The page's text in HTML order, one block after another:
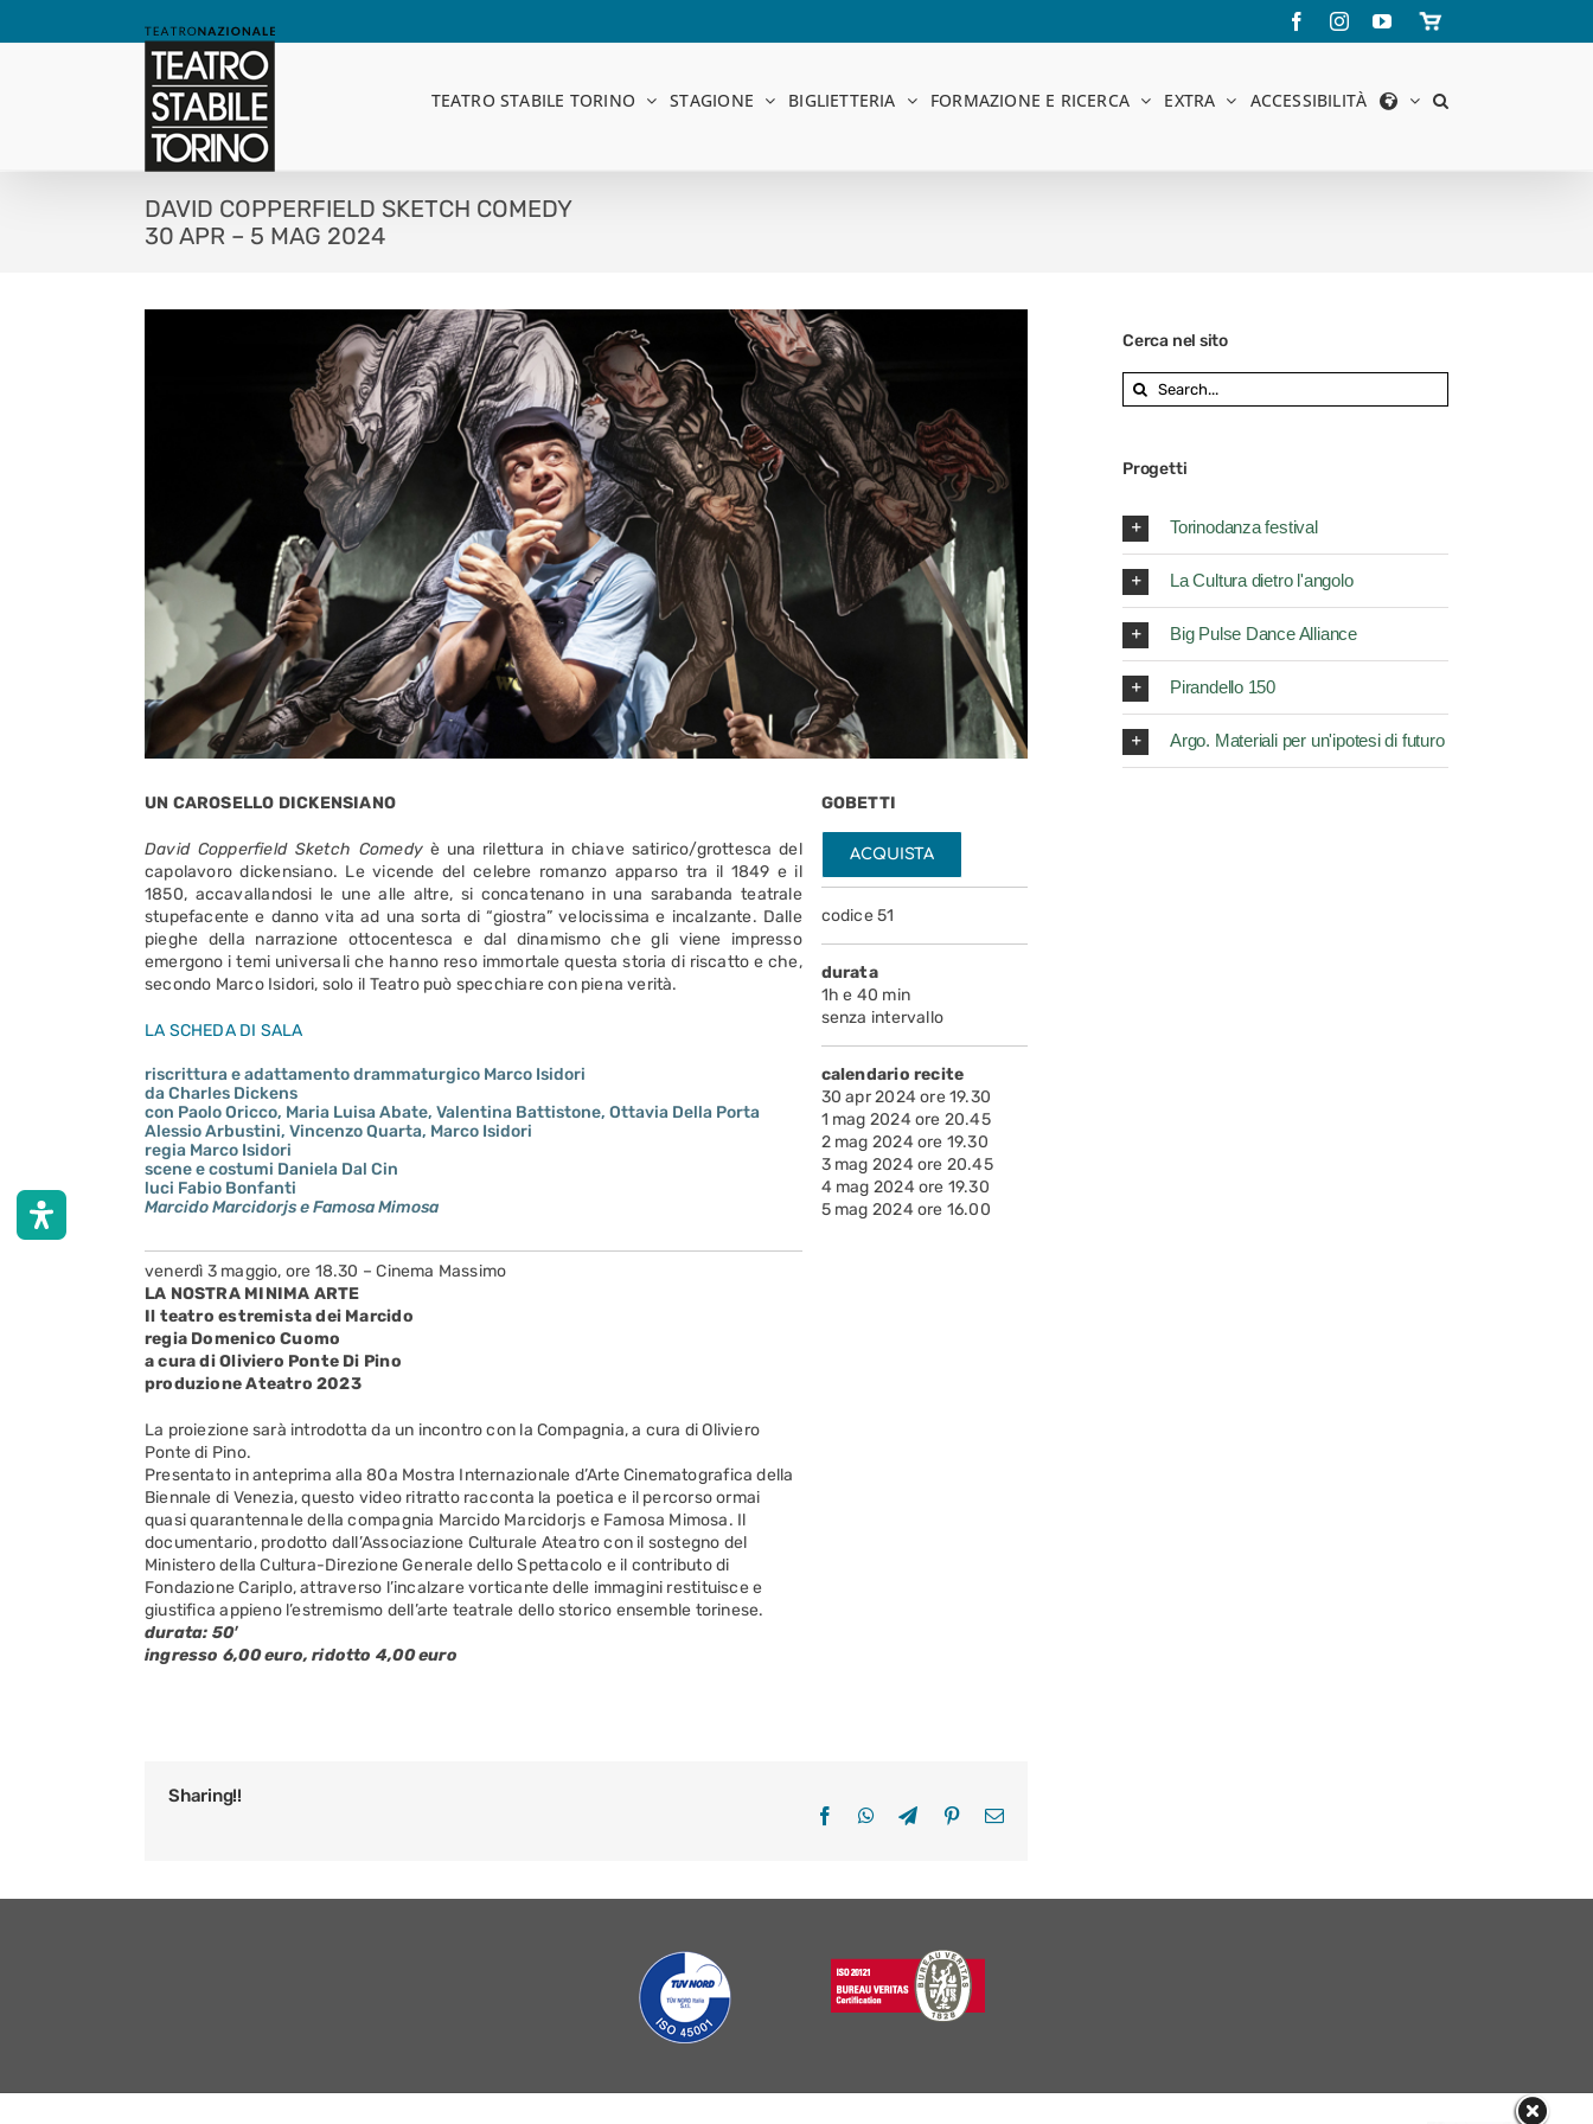
FacebookInstagramYouTube
Store
online
TEATRO STABILE TORINO STAGIONE BIGLIETTERIA FORMAZIONE E RICERCA EXTRA ACCESSIBILITÀ
DAVID COPPERFIELD SKETCH COMEDY
30 APR – 5 MAG 2024
UN CAROSELLO DICKENSIANO
David Copperfield Sketch Comedy è una rilettura in chiave satirico/grottesca del
capolavoro dickensiano. Le vicende del celebre romanzo apparso tra il 1849 e il
1850, accavallandosi le une alle altre, si concatenano in una sarabanda teatrale
stupefacente e danno vita ad una sorta di “giostra” velocissima e incalzante. Dalle
pieghe della narrazione ottocentesca e dal dinamismo che gli viene impresso
emergono i temi universali che hanno reso immortale questa storia di riscatto e che,
secondo Marco Isidori, solo il Teatro può specchiare con piena verità.
LA SCHEDA DI SALA
riscrittura e adattamento drammaturgico Marco Isidori
da Charles Dickens
con Paolo Oricco, Maria Luisa Abate, Valentina Battistone, Ottavia Della Porta
Alessio Arbustini, Vincenzo Quarta, Marco Isidori
regia Marco Isidori
scene e costumi Daniela Dal Cin
luci Fabio Bonfanti
Marcido Marcidorjs e Famosa Mimosa
venerdì 3 maggio, ore 18.30 – Cinema Massimo
LA NOSTRA MINIMA ARTE
Il teatro estremista dei Marcido
regia Domenico Cuomo
a cura di Oliviero Ponte Di Pino
produzione Ateatro 2023
La proiezione sarà introdotta da un incontro con la Compagnia, a cura di Oliviero
Ponte di Pino.
Presentato in anteprima alla 80a Mostra Internazionale d’Arte Cinematografica della
Biennale di Venezia, questo video ritratto racconta la poetica e il percorso ormai
quasi quarantennale della compagnia Marcido Marcidorjs e Famosa Mimosa. Il
documentario, prodotto dall’Associazione Culturale Ateatro con il sostegno del
Ministero della Cultura-Direzione Generale dello Spettacolo e il contributo di
Fondazione Cariplo, attraverso l’incalzare vorticante delle immagini restituisce e
giustifica appieno l’estremismo dell’arte teatrale dello storico ensemble torinese.
durata: 50′
ingresso 6,00 euro, ridotto 4,00 euro
GOBETTI
ACQUISTA
codice 51
durata
1h e 40 min
senza intervallo
calendario recite
30 apr 2024 ore 19.30
1 mag 2024 ore 20.45
2 mag 2024 ore 19.30
3 mag 2024 ore 20.45
4 mag 2024 ore 19.30
5 mag 2024 ore 16.00
Sharing!!
FacebookWhatsApp
TelegramPinterestEmail
Cerca nel sito
Search
for:
Progetti
Torinodanza festival
La Cultura dietro l'angolo
Big Pulse Dance Alliance
Pirandello 150
Argo. Materiali per un'ipotesi di futuro